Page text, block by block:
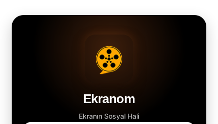
Ekranom
Ekranın Sosyal Hali